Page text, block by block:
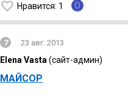
Нравится: 1 O
7 23 авг. 2013
Elena Vasta (сайт-админ)
МАЙСОР